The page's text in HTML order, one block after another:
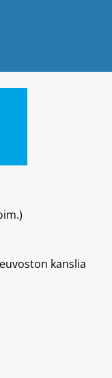
kanslia